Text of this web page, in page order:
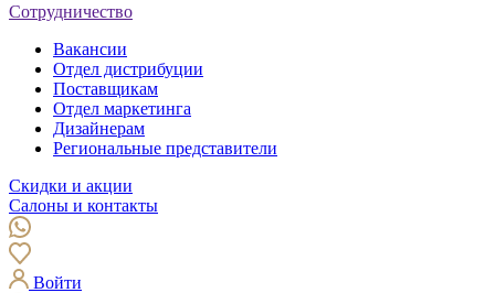
Сотрудничество
Вакансии
Отдел дистрибуции
Поставщикам
Отдел маркетинга
Дизайнерам
Региональные представители
Скидки и акции
Салоны и контакты
Войти